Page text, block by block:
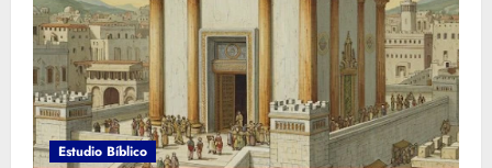
Estudio Bíblico